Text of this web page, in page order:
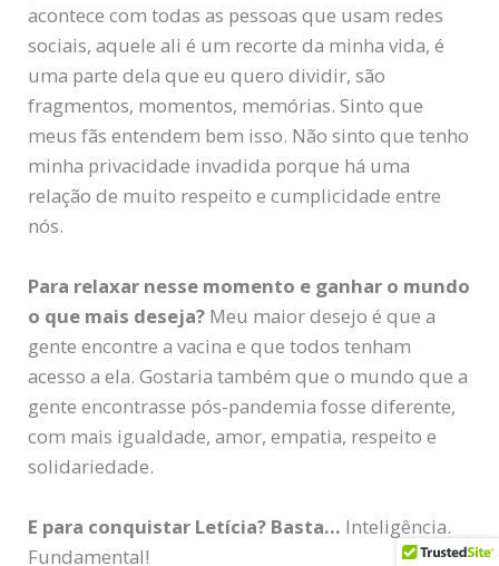
acontece com todas as pessoas que usam redes
sociais, aquele ali é um recorte da minha vida, é
uma parte dela que eu quero dividir, são
fragmentos, momentos, memórias. Sinto que
meus fãs entendem bem isso. Não sinto que tenho
minha privacidade invadida porque há uma
relação de muito respeito e cumplicidade entre
nós.
Para relaxar nesse momento e ganhar o mundo
o que mais deseja? Meu maior desejo é que a
gente encontre a vacina e que todos tenham
acesso a ela. Gostaria também que o mundo que a
gente encontrasse pós-pandemia fosse diferente,
com mais igualdade, amor, empatia, respeito e
solidariedade.
E para conquistar Letícia? Basta… Inteligência.
Fundamental!